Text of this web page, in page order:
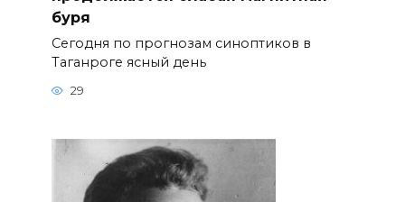
буря
Сегодня по прогнозам синоптиков в
Таганроге ясный день
29